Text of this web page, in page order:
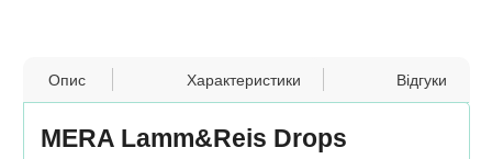
Опис Характеристики Відгуки
MERA Lamm&Reis Drops